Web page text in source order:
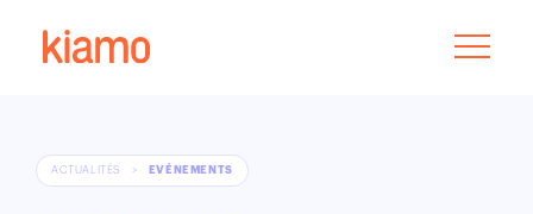
ACTUALITÉS > EVÉNEMENTS